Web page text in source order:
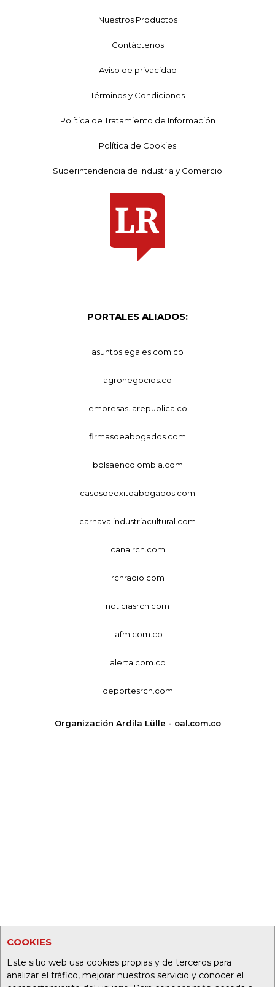
COOKIES
Este sitio web usa cookies propias y de terceros para
analizar el tráfico, mejorar nuestros servicio y conocer el
Nuestros Productos
Contáctenos
Aviso de privacidad
Términos y Condiciones
Política de Tratamiento de Información
Política de Cookies
Superintendencia de Industria y Comercio
PORTALES ALIADOS:
asuntoslegales.com.co
agronegocios.co
empresas.larepublica.co
firmasdeabogados.com
bolsaencolombia.com
casosdeexitoabogados.com
carnavalindustriacultural.com
canalrcn.com
rcnradio.com
noticiasrcn.com
lafm.com.co
alerta.com.co
deportesrcn.com
Organización Ardila Lülle - oal.com.co